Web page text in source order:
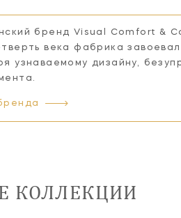
бренд Visual Comfort &
века фабрика
узнаваемому дизайну,
КОЛЛЕКЦИИ